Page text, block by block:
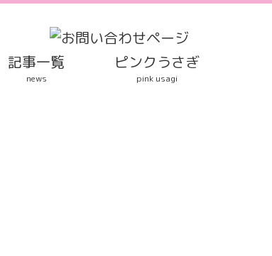
記事一覧
news
ピンクうさぎ
pink usagi